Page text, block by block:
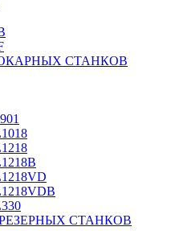
СТАНКОВ
СТАНКОВ